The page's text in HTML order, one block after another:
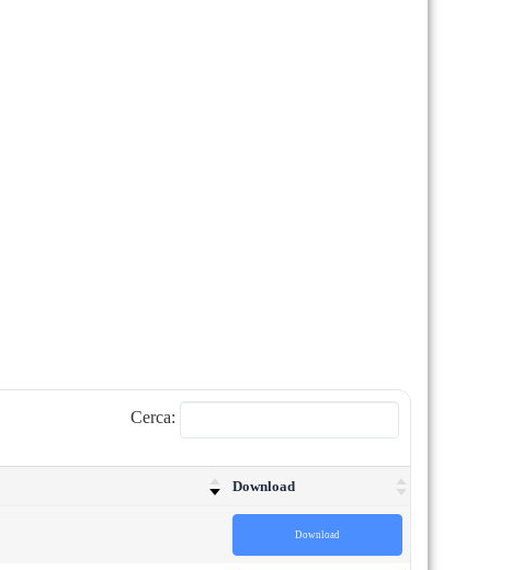
Cerca:
Download
Download